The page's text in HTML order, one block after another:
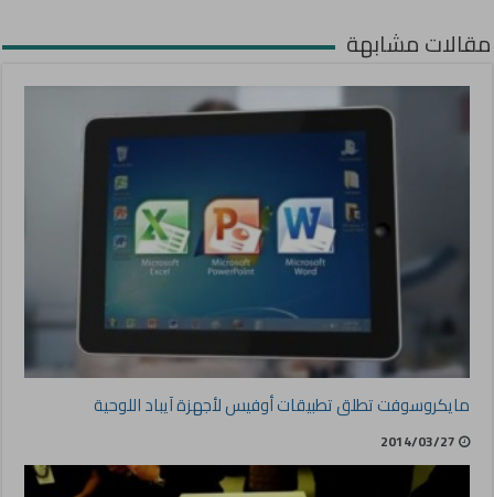
مقالات مشابهة
مايكروسوفت تطلق تطبيقات أوفيس لأجهزة آيباد اللوحية
2014/03/27